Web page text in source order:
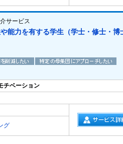
サービス
能力を有する学生（学士・修士・博
チベーション
グ